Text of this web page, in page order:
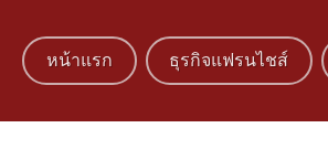
หน้าแรก ธุรกิจแฟรนไชส์